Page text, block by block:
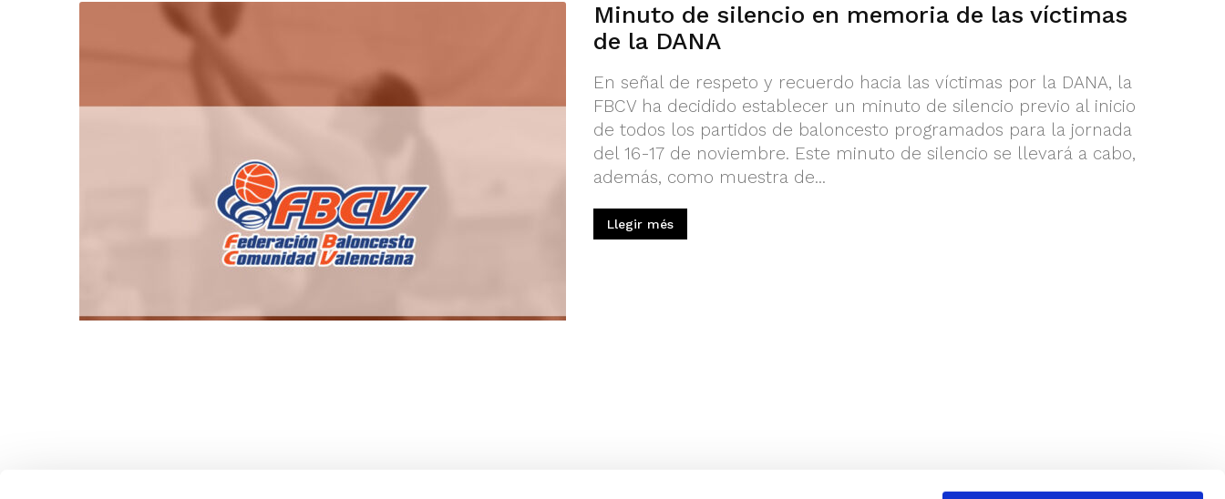
Minuto de silencio en memoria de las víctimas
de la DANA
En señal de respeto y recuerdo hacia las víctimas por la DANA, la
FBCV ha decidido establecer un minuto de silencio previo al inicio
de todos los partidos de baloncesto programados para la jornada
del 16-17 de noviembre. Este minuto de silencio se llevará a cabo,
además, como muestra de...
Llegir més